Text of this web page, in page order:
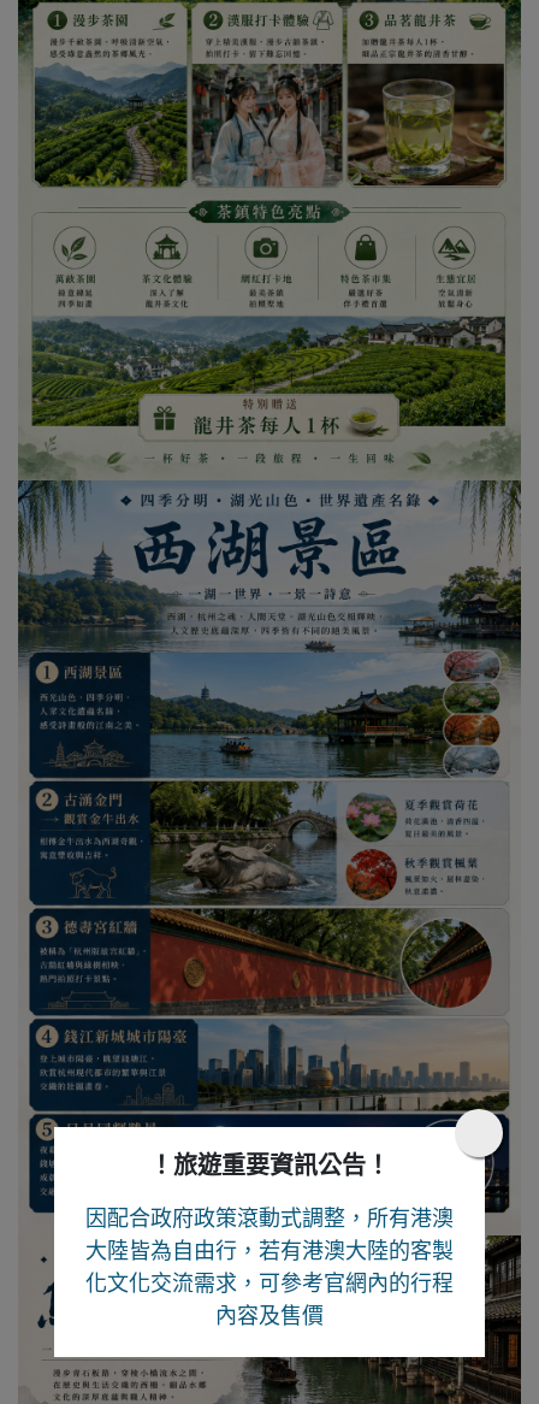
！旅遊重要資訊公告！
因配合政府政策滾動式調整，所有港澳
大陸皆為自由行，若有港澳大陸的客製
化文化交流需求，可參考官網內的行程
內容及售價